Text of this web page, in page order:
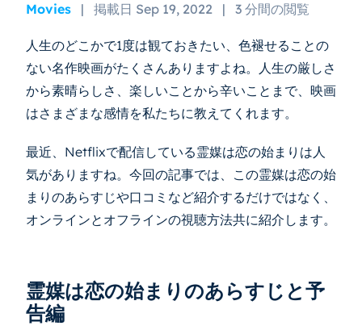
Movies | 掲載日 Sep 19, 2022 | 3 分間の閲覧
人生のどこかで1度は観ておきたい、色褪せることの
ない名作映画がたくさんありますよね。人生の厳しさ
から素晴らしさ、楽しいことから辛いことまで、映画
はさまざまな感情を私たちに教えてくれます。
最近、Netflixで配信している霊媒は恋の始まりは人
気がありますね。今回の記事では、この霊媒は恋の始
まりのあらすじや口コミなど紹介するだけではなく、
オンラインとオフラインの視聴方法共に紹介します。
霊媒は恋の始まりのあらすじと予
告編